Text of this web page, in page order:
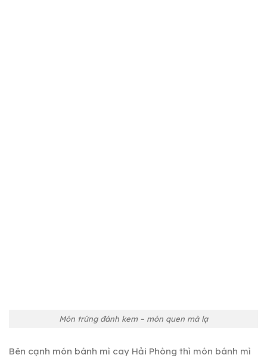
Món trứng đánh kem – món quen mà lạ
Bên cạnh món bánh mì cay Hải Phòng thì món bánh mì